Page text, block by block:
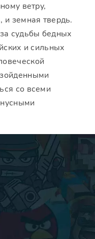
ветру,
и земная твердь.
судьбы бедных
и сильных
со всеми